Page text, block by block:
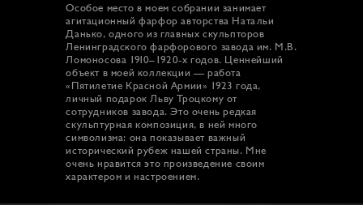
Особое место в моем собрании занимает
агитационный фарфор авторства Натальи
Данько, одного из главных скульпторов
Ленинградского фарфорового завода им. М.В.
Ломоносова 1910–1920-х годов. Ценнейший
объект в моей коллекции — работа
«Пятилетие Красной Армии» 1923 года,
личный подарок Льву Троцкому от
сотрудников завода. Это очень редкая
скульптурная композиция, в ней много
символизма: она показывает важный
исторический рубеж нашей страны. Мне
очень нравится это произведение своим
характером и настроением.